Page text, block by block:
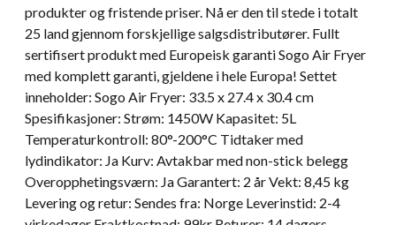
produkter og fristende priser. Nå er den til stede i totalt
25 land gjennom forskjellige salgsdistributører. Fullt
sertifisert produkt med Europeisk garanti Sogo Air Fryer
med komplett garanti, gjeldene i hele Europa! Settet
inneholder: Sogo Air Fryer: 33.5 x 27.4 x 30.4 cm
Spesifikasjoner: Strøm: 1450W Kapasitet: 5L
Temperaturkontroll: 80°-200°C Tidtaker med
lydindikator: Ja Kurv: Avtakbar med non-stick belegg
Overopphetingsværn: Ja Garantert: 2 år Vekt: 8,45 kg
Levering og retur: Sendes fra: Norge Leverinstid: 2-4